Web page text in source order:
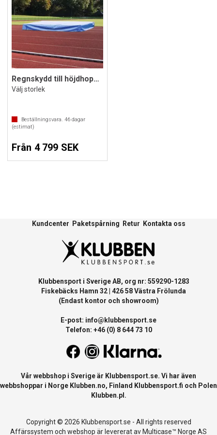
Regnskydd till höjdhoppsmatta
Välj storlek
Beställningsvara. 46 dagar
(estimat)
Från 4 799 SEK
Kundcenter Paketspårning Retur Kontakta oss
Klubbensport i Sverige AB, org nr: 559290-1283
Fiskebäcks Hamn 32 | 426 58 Västra Frölunda
(Endast kontor och showroom)
E-post: info@klubbensport.se
Telefon: +46 (0) 8 644 73 10
Vår webbshop i Sverige är Klubbensport.se. Vi har även
webbshoppar i Norge Klubben.no, Finland Klubbensport.fi och Polen
Klubben.pl .
Copyright © 2026 Klubbensport.se - All rights reserved
Affärssystem och webshop är levererat av Multicase™ Norge AS